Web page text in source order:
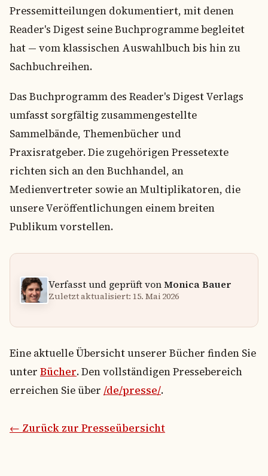
Pressemitteilungen dokumentiert, mit denen
Reader's Digest seine Buchprogramme begleitet
hat — vom klassischen Auswahlbuch bis hin zu
Sachbuchreihen.
Das Buchprogramm des Reader's Digest Verlags
umfasst sorgfältig zusammengestellte
Sammelbände, Themenbücher und
Praxisratgeber. Die zugehörigen Pressetexte
richten sich an den Buchhandel, an
Medienvertreter sowie an Multiplikatoren, die
unsere Veröffentlichungen einem breiten
Publikum vorstellen.
Verfasst und geprüft vonMonica Bauer
Zuletzt aktualisiert: 15. Mai 2026
Eine aktuelle Übersicht unserer Bücher finden Sie
unter Bücher. Den vollständigen Pressebereich
erreichen Sie über /de/presse/.
← Zurück zur Presseübersicht